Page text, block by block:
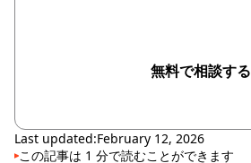
無料で相談する
Last updated:February 12, 2026
この記事は 1 分で読むことができます